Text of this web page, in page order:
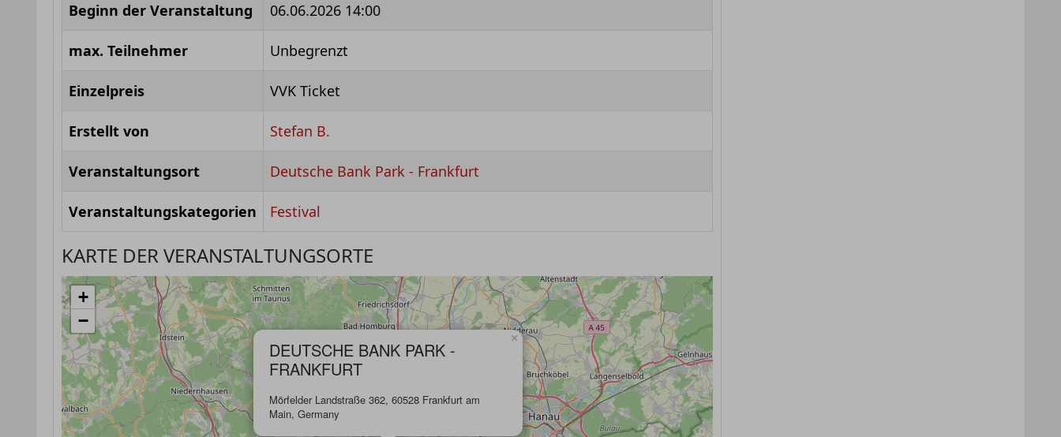
Beginn der Veranstaltung 06.06.2026 14:00
max. Teilnehmer Unbegrenzt
Einzelpreis VVK Ticket
Erstellt von Stefan B.
Veranstaltungsort Deutsche Bank Park - Frankfurt
Veranstaltungskategorien Festival
KARTE DER VERANSTALTUNGSORTE
DEUTSCHE BANK PARK -
FRANKFURT
Mörfelder Landstraße 362, 60528 Frankfurt am
Main, Germany
×
+
−